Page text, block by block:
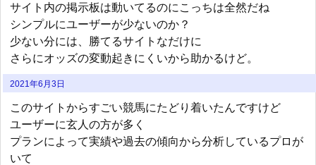
サイト内の掲示板は動いてるのにこっちは全然だね
シンプルにユーザーが少ないのか？
少ない分には、勝てるサイトなだけに
さらにオッズの変動起きにくいから助かるけど。
2021年6月3日
このサイトからすごい競馬にたどり着いたんですけど
ユーザーに玄人の方が多く
プランによって実績や過去の傾向から分析しているプロが
いて